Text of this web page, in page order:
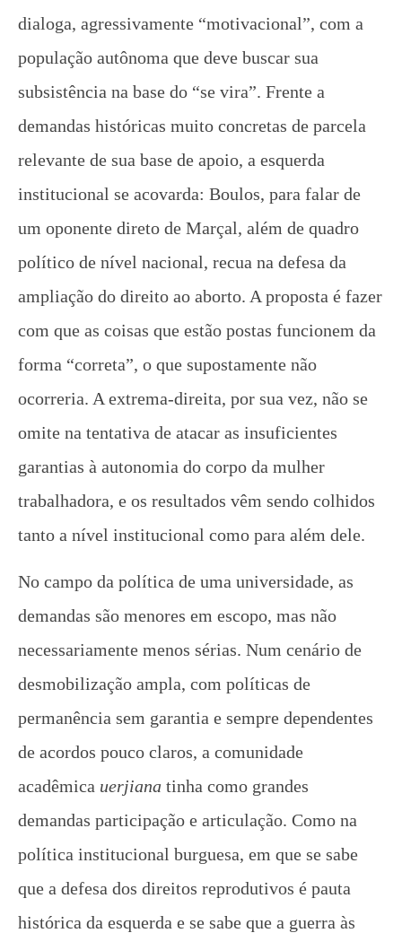
dialoga, agressivamente “motivacional”, com a
população autônoma que deve buscar sua
subsistência na base do “se vira”. Frente a
demandas históricas muito concretas de parcela
relevante de sua base de apoio, a esquerda
institucional se acovarda: Boulos, para falar de
um oponente direto de Marçal, além de quadro
político de nível nacional, recua na defesa da
ampliação do direito ao aborto. A proposta é fazer
com que as coisas que estão postas funcionem da
forma “correta”, o que supostamente não
ocorreria. A extrema-direita, por sua vez, não se
omite na tentativa de atacar as insuficientes
garantias à autonomia do corpo da mulher
trabalhadora, e os resultados vêm sendo colhidos
tanto a nível institucional como para além dele.
No campo da política de uma universidade, as
demandas são menores em escopo, mas não
necessariamente menos sérias. Num cenário de
desmobilização ampla, com políticas de
permanência sem garantia e sempre dependentes
de acordos pouco claros, a comunidade
acadêmica uerjiana tinha como grandes
demandas participação e articulação. Como na
política institucional burguesa, em que se sabe
que a defesa dos direitos reprodutivos é pauta
histórica da esquerda e se sabe que a guerra às